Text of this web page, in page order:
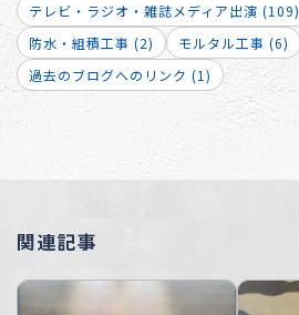
テレビ・ラジオ・雑誌メディア出演 (109)
防水・組積工事 (2)
モルタル工事 (6)
過去のブログへのリンク (1)
関連記事